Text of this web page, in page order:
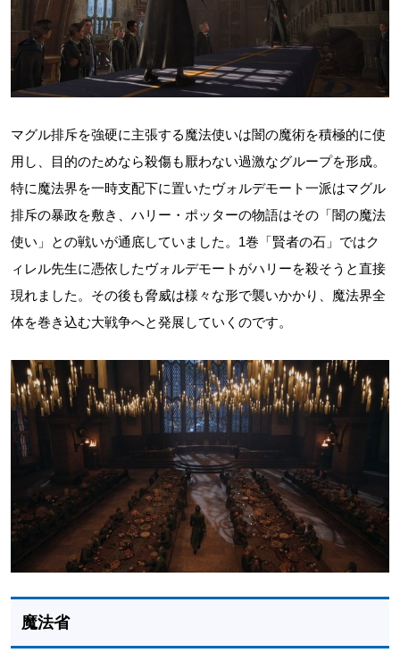
マグル排斥を強硬に主張する魔法使いは闇の魔術を積極的に使
用し、目的のためなら殺傷も厭わない過激なグループを形成。
特に魔法界を一時支配下に置いたヴォルデモート一派はマグル
排斥の暴政を敷き、ハリー・ポッターの物語はその「闇の魔法
使い」との戦いが通底していました。1巻「賢者の石」ではク
ィレル先生に憑依したヴォルデモートがハリーを殺そうと直接
現れました。その後も脅威は様々な形で襲いかかり、魔法界全
体を巻き込む大戦争へと発展していくのです。
魔法省